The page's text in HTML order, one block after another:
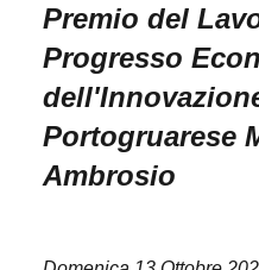
Premio del
Progresso
Portogruarese
Ambrosio